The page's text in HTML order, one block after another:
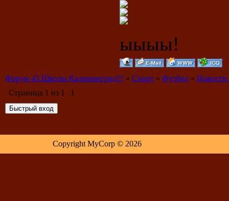
ыыыы!
Форум 43 Школы Калининград!!! » Спорт » Футбол » Новости
Страница 1 из 1 1
Copyright MyCorp © 2026